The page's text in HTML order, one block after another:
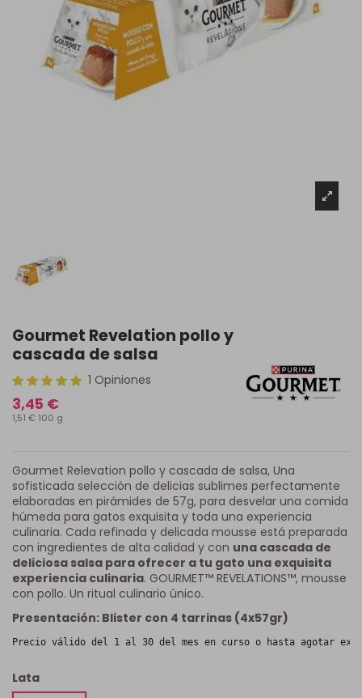
Gourmet Revelation pollo y
cascada de salsa
1 Opiniones
3,45 €
1,51 € 100 g
Gourmet Relevation pollo y cascada de salsa, Una
sofisticada selección de delicias sublimes perfectamente
elaboradas en pirámides de 57g, para desvelar una comida
húmeda para gatos exquisita y toda una experiencia
culinaria. Cada refinada y delicada mousse está preparada
con ingredientes de alta calidad y con una cascada de
deliciosa salsa para ofrecer a tu gato una exquisita
experiencia culinaria. GOURMET™ REVELATIONS™, mousse
con pollo. Un ritual culinario único.
Presentación: Blister con 4 tarrinas (4x57gr)
Precio válido del 1 al 30 del mes en curso o hasta agotar
Lata